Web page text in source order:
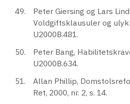
Peter Giersing og Lars
Voldgiftsklausuler og
U2000B.481.
Peter Bang,
U2000B.634.
Allan Phillip,
Ret, 2000, nr. 2, s. 14.